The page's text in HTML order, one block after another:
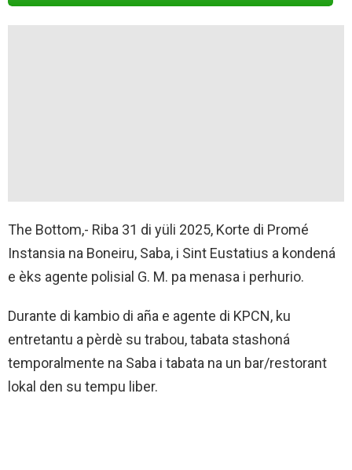
The Bottom,- Riba 31 di yüli 2025, Korte di Promé
Instansia na Boneiru, Saba, i Sint Eustatius a kondená
e èks agente polisial G. M. pa menasa i perhurio.
Durante di kambio di aña e agente di KPCN, ku
entretantu a pèrdè su trabou, tabata stashoná
temporalmente na Saba i tabata na un bar/restorant
lokal den su tempu liber.